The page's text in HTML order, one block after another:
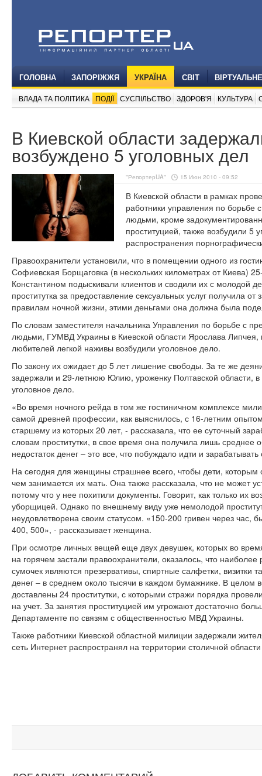
ГОЛОВНА ЗАПОРІЖЖЯ УКРАЇНА СВІТ
ВЛАДА ТА ПОЛІТИКА ПОДІЇ СУСПІЛЬСТВО ЗДОРОВ'Я КУЛЬТУРА
В Киевской области
возбуждено 5 уголовных дел
"РепортерUA" 15 Июн 2010 - 09:52
В Киевской области в рамках
работники управления по борьбе
людьми, кроме
проституцией, также возбудили 5
распространения
Правоохранители установили, что в помещении одного из
Софиевская Борщаговка (в нескольких километрах от Киева)
Константином подыскивали клиентов и сводили их с молодой
проститутка за предоставление сексуальных услуг получила
правилам ночной жизни, этими деньгами она должна была
По словам заместителя начальника Управления по борьбе с
людьми, ГУМВД Украины в Киевской области Ярослава Липчея,
любителей легкой наживы возбудили уголовное дело.
По закону их ожидает до 5 лет лишение свободы. За те же
задержали и 29-летнюю Юлию, уроженку Полтавской области, в
уголовное дело.
«Во время ночного рейда в том же гостиничном комплексе
самой древней профессии, как выяснилось, с 16-летним
старшему из которых 20 лет, - рассказала, что ее суточный
словам проститутки, в свое время она получила лишь среднее
недостаток денег – это все, что побуждало идти и
На сегодня для женщины страшнее всего, чтобы дети,
чем занимается их мать. Она также рассказала, что не может
потому что у нее похитили документы. Говорит, как только их
уборщицей. Однако по внешнему виду уже немолодой
неудовлетворена своим статусом. «150-200 гривен через час,
400, 500», - рассказывает женщина.
При осмотре личных вещей еще двух девушек, которых во
на горячем застали правоохранители, оказалось, что
сумочек являются презервативы, спиртные салфетки, визитки
денег – в среднем около тысячи в каждом бумажнике. В
доставлены 24 проститутки, с которыми стражи порядка
на учет. За занятия проституцией им угрожают достаточно
Департаменте по связям с общественностью МВД Украины.
Также работники Киевской областной милиции задержали
сеть Интернет распространял на территории столичной